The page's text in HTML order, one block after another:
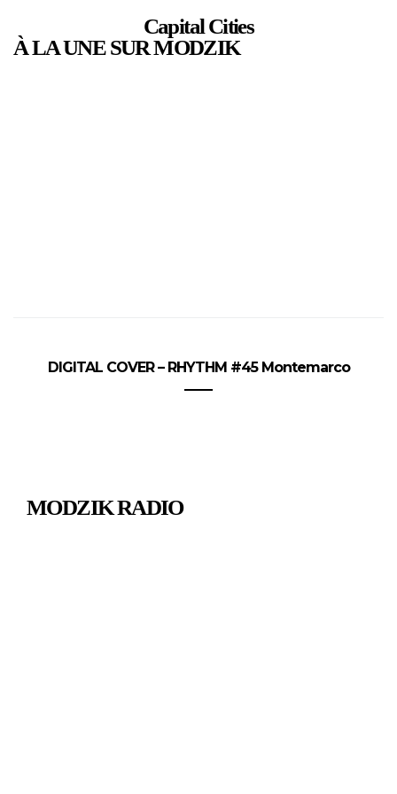
Capital Cities
À LA UNE SUR MODZIK
DIGITAL COVER – RHYTHM #45 Montemarco
MODZIK RADIO